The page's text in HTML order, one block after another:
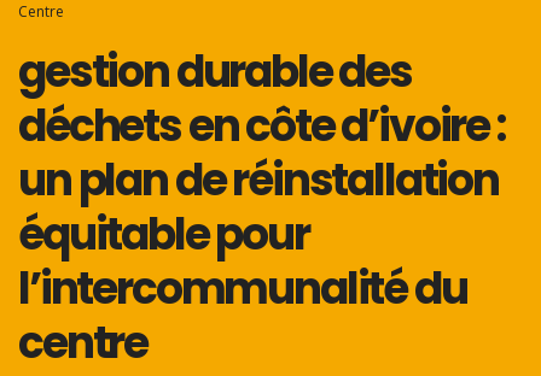
Centre
gestion durable des
déchets en côte d’ivoire :
un plan de réinstallation
équitable pour
l’intercommunalité du
centre